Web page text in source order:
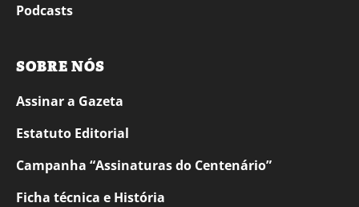
Podcasts
SOBRE NÓS
Assinar a Gazeta
Estatuto Editorial
Campanha “Assinaturas do Centenário”
Ficha técnica e História